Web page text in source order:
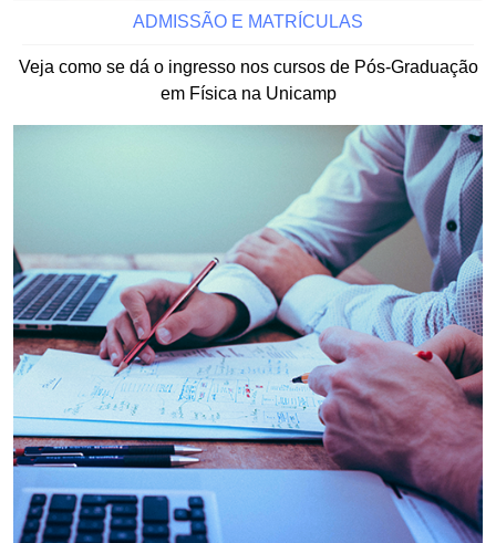
ADMISSÃO E MATRÍCULAS
Veja como se dá o ingresso nos cursos de Pós-Graduação
em Física na Unicamp